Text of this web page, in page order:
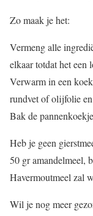
Zo maak je het:
Vermeng alle
elkaar totdat het een
Verwarm in een
rundvet of olijfolie
Bak de
Heb je geen
50 gr amandelmeel,
Havermoutmeel zal
Wil je nog meer